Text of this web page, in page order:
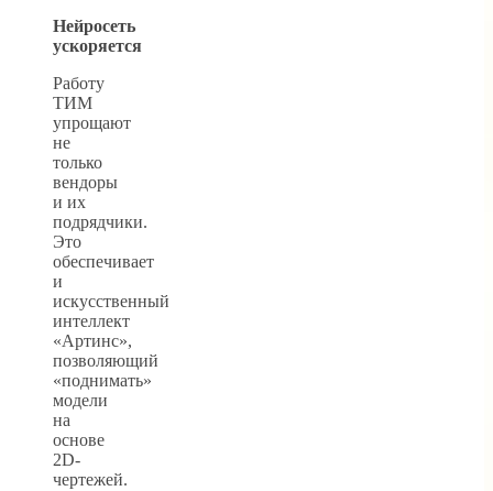
Нейросеть
ускоряется
Работу
ТИМ
упрощают
не
только
вендоры
и их
подрядчики.
Это
обеспечивает
и
искусственный
интеллект
«Артинс»,
позволяющий
«поднимать»
модели
на
основе
2D-
чертежей.